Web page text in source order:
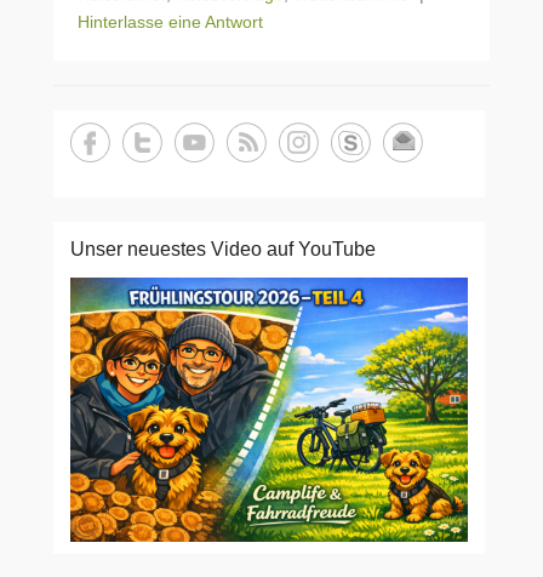
Hinterlasse eine Antwort
Unser neuestes Video auf YouTube